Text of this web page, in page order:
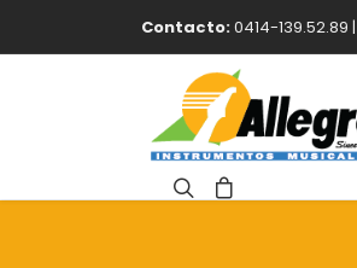
Contacto:0414-139.52.89 |